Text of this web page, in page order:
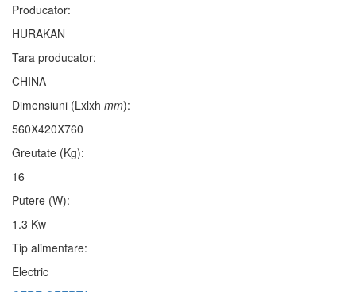
Producator:
HURAKAN
Tara producator:
CHINA
Dimensiuni (Lxlxh mm):
560X420X760
Greutate (Kg):
16
Putere (W):
1.3 Kw
Tip alimentare:
Electric